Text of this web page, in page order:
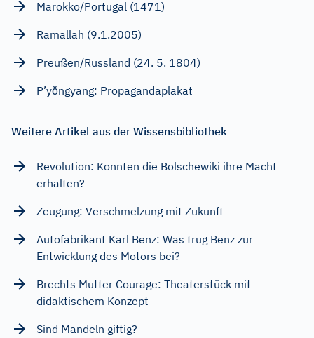
Marokko/Portugal (1471)
Ramallah (9.1.2005)
Preußen/Russland (24. 5. 1804)
P’yŏngyang: Propagandaplakat
Weitere Artikel aus der Wissensbibliothek
Revolution: Konnten die Bolschewiki ihre Macht
erhalten?
Zeugung: Verschmelzung mit Zukunft
Autofabrikant Karl Benz: Was trug Benz zur
Entwicklung des Motors bei?
Brechts Mutter Courage: Theaterstück mit
didaktischem Konzept
Sind Mandeln giftig?